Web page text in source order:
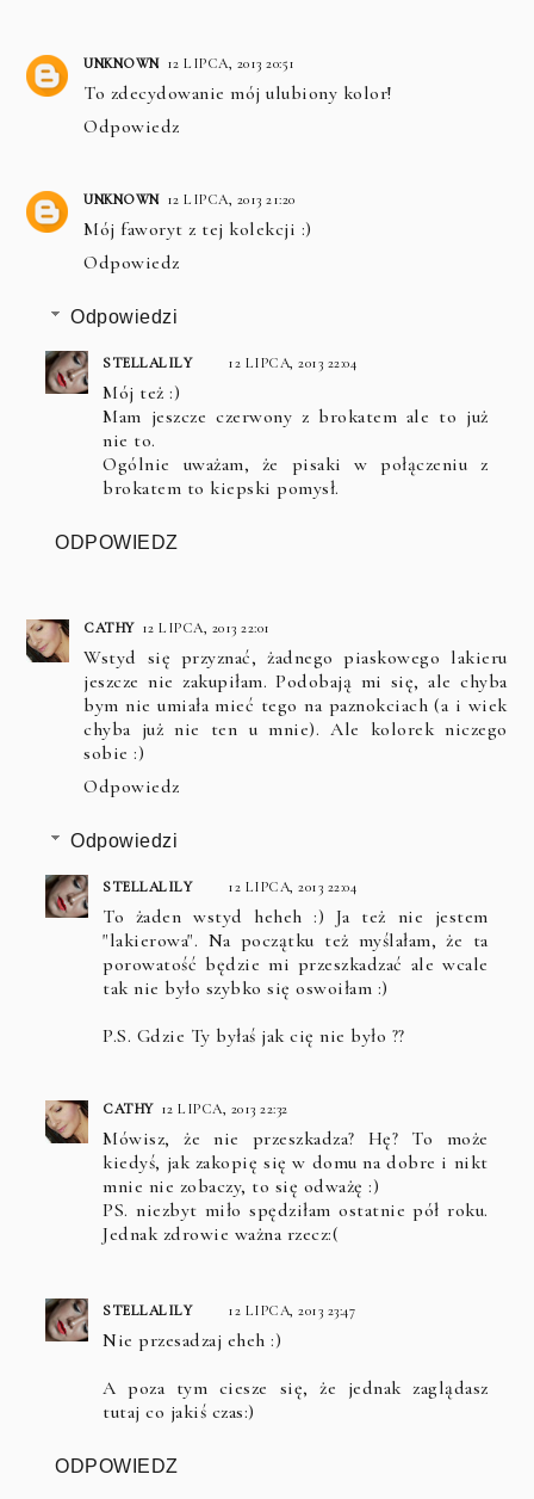
UNKNOWN 12 LIPCA, 2013 20:51
To zdecydowanie mój ulubiony kolor!
Odpowiedz
UNKNOWN 12 LIPCA, 2013 21:20
Mój faworyt z tej kolekcji :)
Odpowiedz
Odpowiedzi
STELLALILY 12 LIPCA, 2013 22:04
Mój też :)
Mam jeszcze czerwony z brokatem ale to już
nie to.
Ogólnie uważam, że pisaki w połączeniu z
brokatem to kiepski pomysł.
ODPOWIEDZ
CATHY 12 LIPCA, 2013 22:01
Wstyd się przyznać, żadnego piaskowego lakieru
jeszcze nie zakupiłam. Podobają mi się, ale chyba
bym nie umiała mieć tego na paznokciach (a i wiek
chyba już nie ten u mnie). Ale kolorek niczego
sobie :)
Odpowiedz
Odpowiedzi
STELLALILY 12 LIPCA, 2013 22:04
To żaden wstyd heheh :) Ja też nie jestem
"lakierowa". Na początku też myślałam, że ta
porowatość będzie mi przeszkadzać ale wcale
tak nie było szybko się oswoiłam :)
P.S. Gdzie Ty byłaś jak cię nie było ??
CATHY 12 LIPCA, 2013 22:32
Mówisz, że nie przeszkadza? Hę? To może
kiedyś, jak zakopię się w domu na dobre i nikt
mnie nie zobaczy, to się odważę :)
PS. niezbyt miło spędziłam ostatnie pół roku.
Jednak zdrowie ważna rzecz:(
STELLALILY 12 LIPCA, 2013 23:47
Nie przesadzaj eheh :)
A poza tym ciesze się, że jednak zaglądasz
tutaj co jakiś czas:)
ODPOWIEDZ